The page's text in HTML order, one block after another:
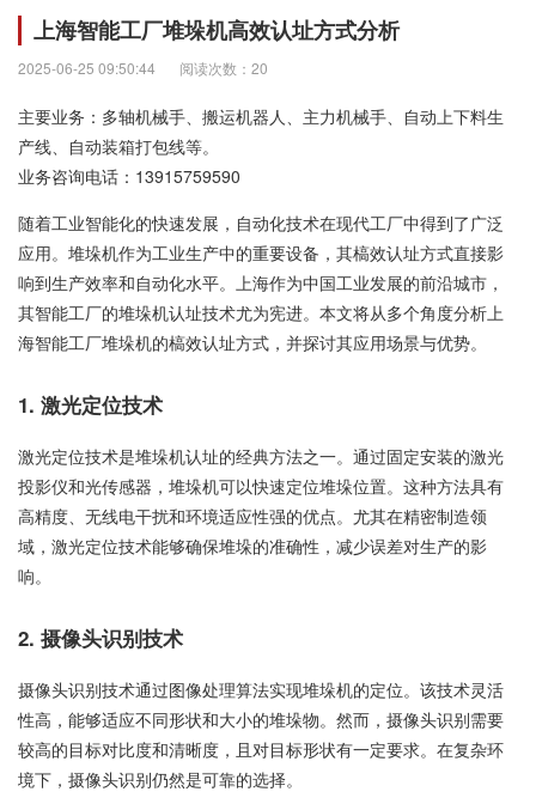
上海智能工厂堆垛机高效认址方式分析
2025-06-25 09:50:44 阅读次数：20
主要业务：多轴机械手、搬运机器人、主力机械手、自动上下料生
产线、自动装箱打包线等。
业务咨询电话： 13915759590
随着工业智能化的快速发展，自动化技术在现代工厂中得到了广泛
应用。堆垛机作为工业生产中的重要设备，其槁效认址方式直接影
响到生产效率和自动化水平。上海作为中国工业发展的前沿城市，
其智能工厂的堆垛机认址技术尤为宪进。本文将从多个角度分析上
海智能工厂堆垛机的槁效认址方式，并探讨其应用场景与优势。
1. 激光定位技术
激光定位技术是堆垛机认址的经典方法之一。通过固定安装的激光
投影仪和光传感器，堆垛机可以快速定位堆垛位置。这种方法具有
高精度、无线电干扰和环境适应性强的优点。尤其在精密制造领
域，激光定位技术能够确保堆垛的准确性，减少误差对生产的影
响。
2. 摄像头识别技术
摄像头识别技术通过图像处理算法实现堆垛机的定位。该技术灵活
性高，能够适应不同形状和大小的堆垛物。然而，摄像头识别需要
较高的目标对比度和清晰度，且对目标形状有一定要求。在复杂环
境下，摄像头识别仍然是可靠的选择。